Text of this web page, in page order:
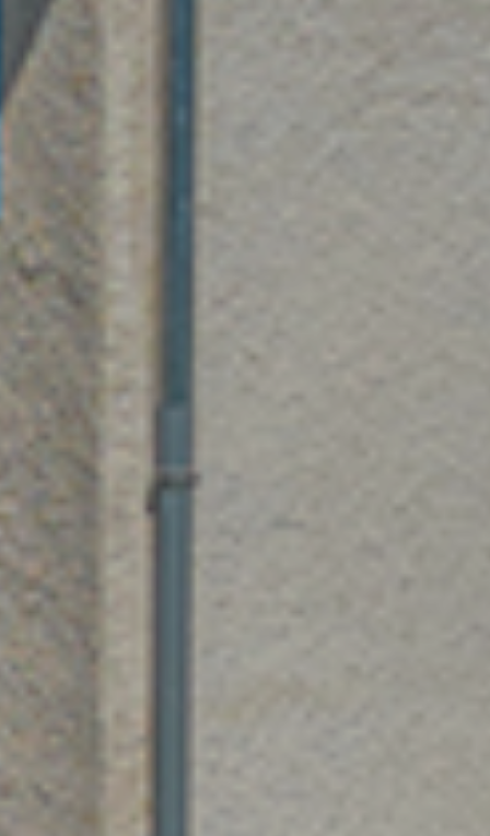
Bruno Silva
En tant que membre de la Team Silva basé à
Sérézin-Du-Rhône et ses alentours, je mets à votre
disposition mes services et mon expertise du
secteur pour vos projets de vie. De la première
estimation à la signature de l’acte authentique, je
vous accompagne et vous conseille afin de vous
aider à réaliser votre transaction immobilière dans